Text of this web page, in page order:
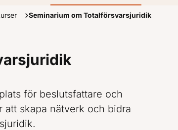
Seminarium om Totalförsvarsjuridik
för beslutsfattare och
skapa nätverk och bidra